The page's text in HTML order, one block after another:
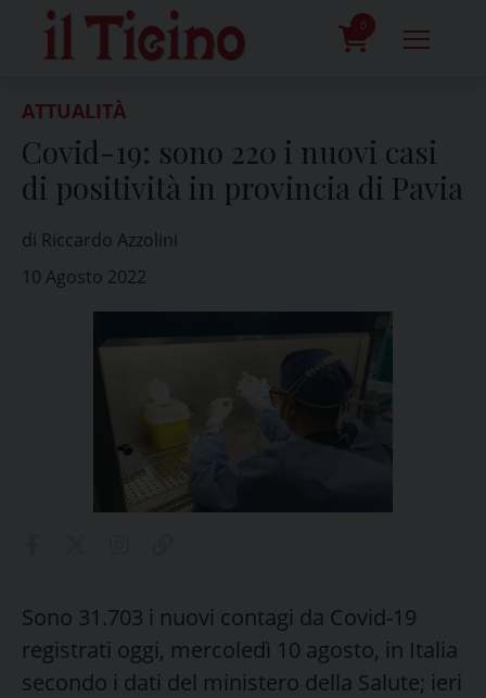
content
0
ATTUALITÀ
Covid-19: sono 220 i nuovi casi
di positività in provincia di Pavia
di Riccardo Azzolini
10 Agosto 2022
Sono 31.703 i nuovi contagi da Covid-19
registrati oggi, mercoledì 10 agosto, in Italia
secondo i dati del ministero della Salute; ieri